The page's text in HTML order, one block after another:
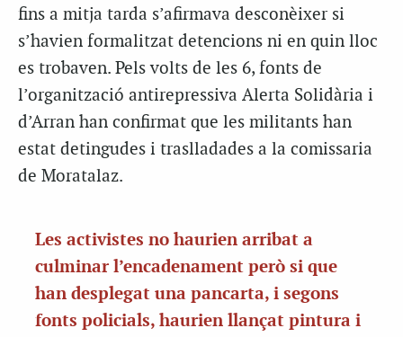
fins a mitja tarda s’afirmava desconèixer si
s’havien formalitzat detencions ni en quin lloc
es trobaven. Pels volts de les 6, fonts de
l’organització antirepressiva Alerta Solidària i
d’Arran han confirmat que les militants han
estat detingudes i traslladades a la comissaria
de Moratalaz.
Les activistes no haurien arribat a
culminar l’encadenament però si que
han desplegat una pancarta, i segons
fonts policials, haurien llançat pintura i